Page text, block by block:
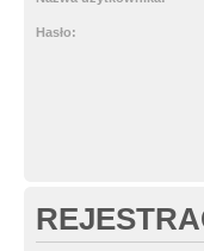
Hasło: